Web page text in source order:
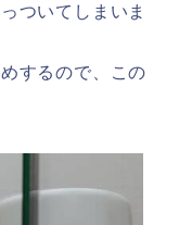
ついてしまいま
するので、この